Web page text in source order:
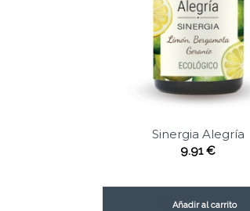
Sinergia Alegría
9.91€
Añadir al carrito